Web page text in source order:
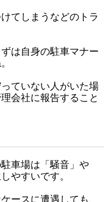
てしまうなどのトラ
は自身の駐車マナー
ていない人がいた場
会社に報告すること
車場は「騒音」や
やすいです。
ースに遭遇しても、